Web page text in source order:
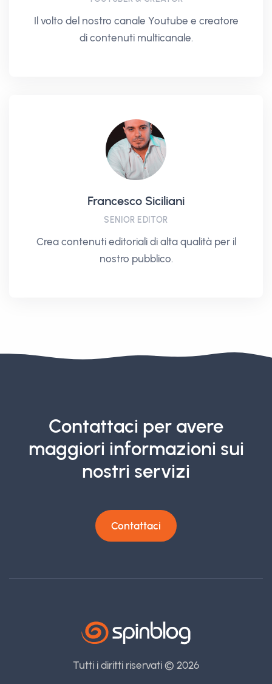
Il volto del nostro canale Youtube e creatore
di contenuti multicanale.
Francesco Siciliani
SENIOR EDITOR
Crea contenuti editoriali di alta qualità per il
nostro pubblico.
Contattaci per avere
maggiori informazioni sui
nostri servizi
Contattaci
Tutti i diritti riservati © 2026